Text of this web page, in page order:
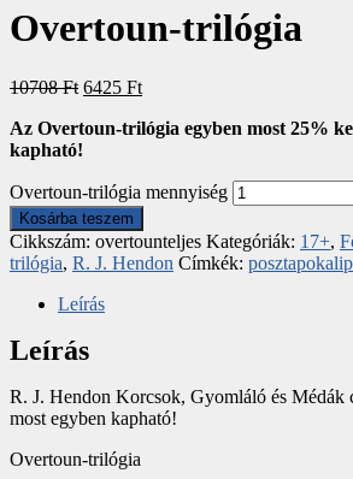
Overtoun-trilógia
10708Ft 6425 Ft
Az Overtoun-trilógia egyben most 25%
kapható!
Overtoun-trilógia mennyiség
Kosárba teszem
Cikkszám: overtounteljes Kategóriák: 17+,
trilógia, R. J. Hendon Címkék:
Leírás
Leírás
R. J. Hendon Korcsok, Gyomláló és Médák
most egyben kapható!
Overtoun-trilógia